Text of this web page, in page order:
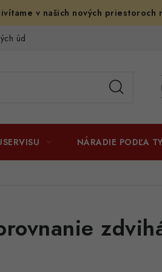
v našich nových priestoroch
údajov
NÁRADIE PODĽA